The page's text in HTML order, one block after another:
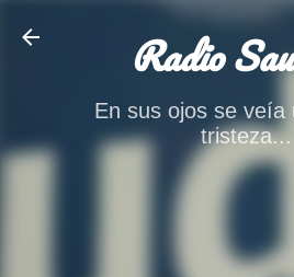
Radio
En sus ojos se veía
tristeza...